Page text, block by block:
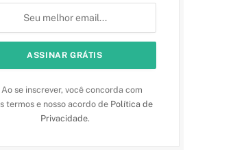
Ao se inscrever, você concorda com
termos e nosso acordo de Política de
Privacidade.